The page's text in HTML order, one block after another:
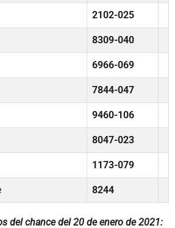
2102-025
8309-040
6966-069
7844-047
9460-106
8047-023
1173-079
8244
del chance del 20 de enero de 2021: